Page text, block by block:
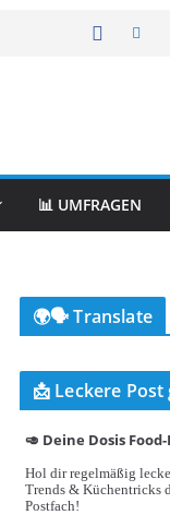
📊 UMFRAGEN
🌍🗣️ Translate
📩 Leckere Post
🥑 Deine Dosis
Hol dir regelmäßig
Trends & Küchentricks
Postfach!